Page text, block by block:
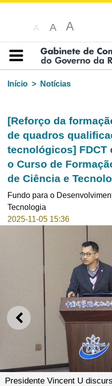
A A A
Índice
Início
Notícias
[Reforço da
de quadros
tecnológicos] FDCT
o Curso de
de Ciência e
Fundo para o
Tecnologia
2025-11-05 15:36
ANTERIOR
Presidente Vincent U